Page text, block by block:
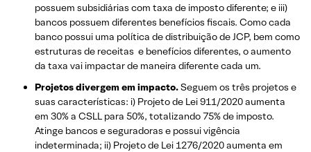
possuem subsidiárias com taxa de imposto diferente; e iii)
bancos possuem diferentes benefícios fiscais. Como cada
banco possui uma política de distribuição de JCP, bem como
estruturas de receitas e benefícios diferentes, o aumento
da taxa vai impactar de maneira diferente cada um.
Projetos divergem em impacto.Seguem os três projetos e
suas características: i) Projeto de Lei 911/2020 aumenta
em 30% a CSLL para 50%, totalizando 75% de imposto.
Atinge bancos e seguradoras e possui vigência
indeterminada; ii) Projeto de Lei 1276/2020 aumenta em